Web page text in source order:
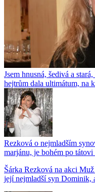
Jsem hnusná, šedivá a
hejtrům dala ultimátum, na
Rezková o nejmladším
marjánu, je bohém po
Šárka Rezková na akci
její nejmladší syn Dominik,